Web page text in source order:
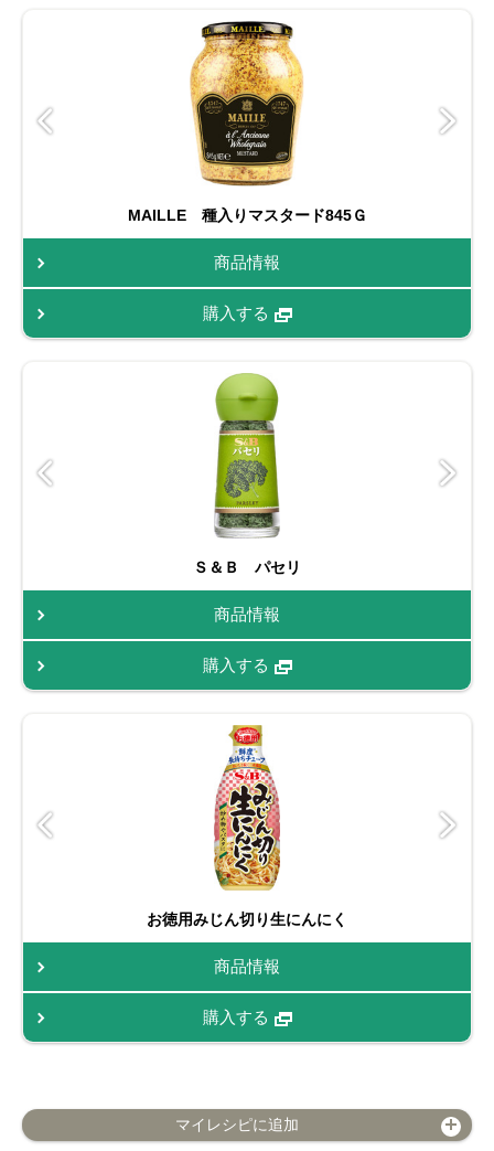
MAILLE 種入りマスタード845Ｇ
商品情報
購入する
Ｓ＆Ｂ パセリ
商品情報
購入する
お徳用みじん切り生にんにく
商品情報
購入する
マイレシピに追加